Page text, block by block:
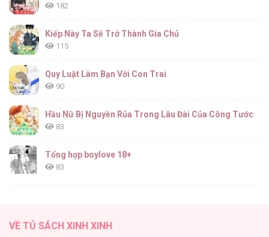
182
Kiếp Này Ta Sẽ Trở Thành Gia Chủ
115
Quy Luật Làm Bạn Với Con Trai
90
Hầu Nữ Bị Nguyền Rủa Trong Lâu Đài Của Công Tước
83
Tổng hợp boylove 18+
83
VỀ TỦ SÁCH XINH XINH